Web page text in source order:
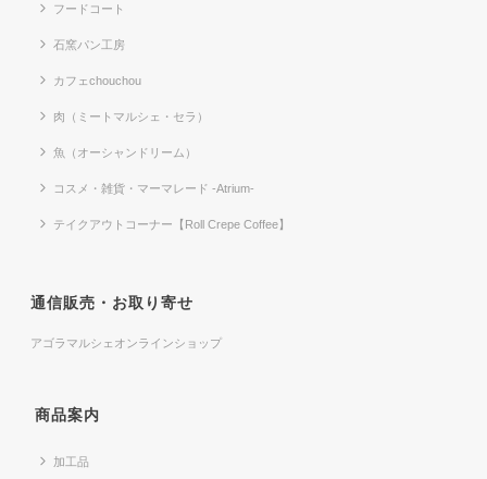
フードコート
石窯パン工房
カフェchouchou
肉（ミートマルシェ・セラ）
魚（オーシャンドリーム）
コスメ・雑貨・マーマレード -Atrium-
テイクアウトコーナー【Roll Crepe Coffee】
通信販売・お取り寄せ
アゴラマルシェオンラインショップ
商品案内
加工品